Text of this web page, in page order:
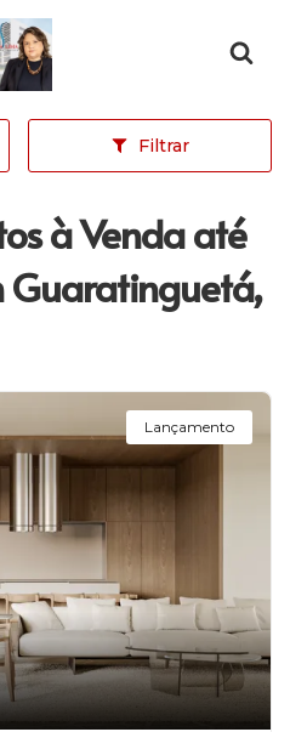
inicial
Filtrar
à Venda até
Guaratinguetá,
Lançamento